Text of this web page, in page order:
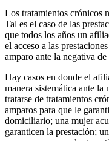
Los tratamientos crónicos
Tal es el caso de las
que todos los años un
el acceso a las
amparo ante la negativa
Hay casos en donde el
manera sistemática ante la
tratarse de tratamientos
amparos para que le
domiciliario; una mujer
garanticen la prestación;